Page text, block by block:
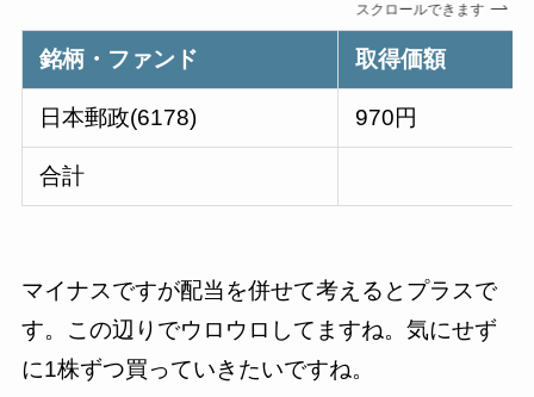
スクロールできます
銘柄・ファンド 取得価額
日本郵政(6178) 970円
合計
マイナスですが配当を併せて考えるとプラスで
す。この辺りでウロウロしてますね。気にせず
に1株ずつ買っていきたいですね。